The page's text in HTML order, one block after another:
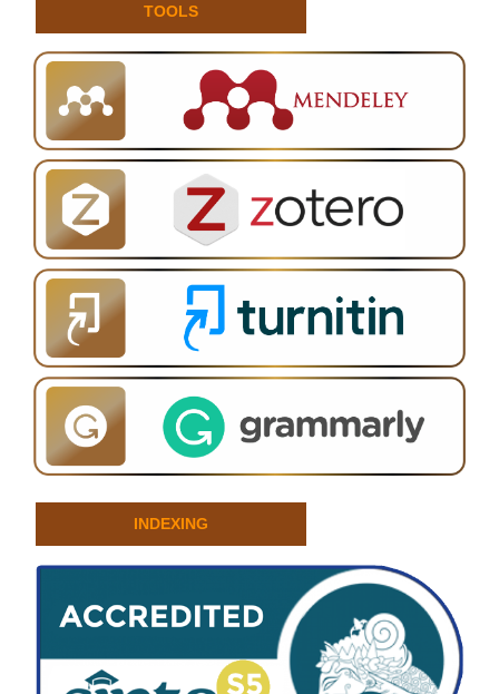
TOOLS
INDEXING